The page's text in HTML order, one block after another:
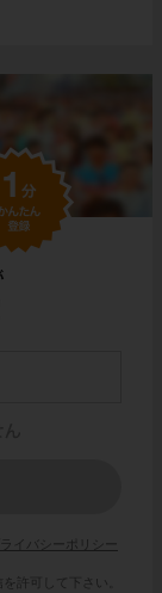
イバシーポリシー
許可して下さい。